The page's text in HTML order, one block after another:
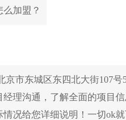
加盟？
京市东城区东四北大街107号
经理沟通，了解全面的项目
况给您详细说明！一切ok